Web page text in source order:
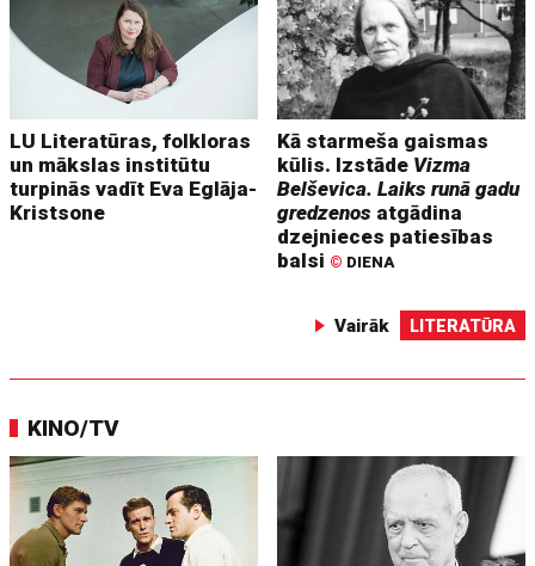
LU Literatūras, folkloras
un mākslas institūtu
turpinās vadīt Eva Eglāja-
Kristsone
Kā starmeša gaismas
kūlis. Izstāde Vizma
Belševica. Laiks runā gadu
gredzenos atgādina
dzejnieces patiesības
balsi © DIENA
Vairāk LITERATŪRA
KINO/TV